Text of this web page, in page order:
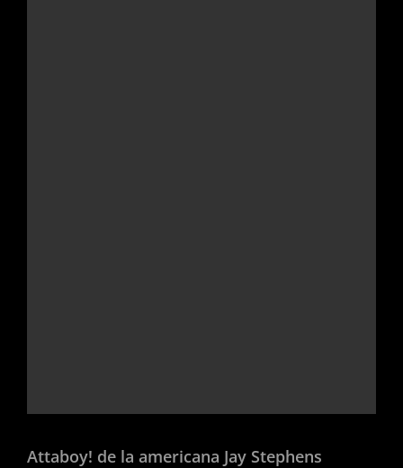
Attaboy! de la americana Jay Stephens